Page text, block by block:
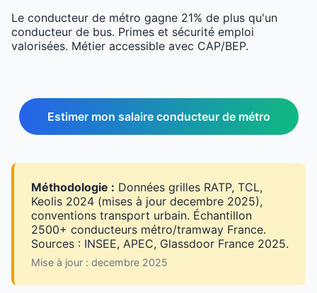
Le conducteur de métro gagne 21% de plus qu'un
conducteur de bus. Primes et sécurité emploi
valorisées. Métier accessible avec CAP/BEP.
Estimer mon salaire conducteur de métro
Méthodologie : Données grilles RATP, TCL,
Keolis 2024 (mises à jour decembre 2025),
conventions transport urbain. Échantillon
2500+ conducteurs métro/tramway France.
Sources : INSEE, APEC, Glassdoor France 2025.
Mise à jour : decembre 2025